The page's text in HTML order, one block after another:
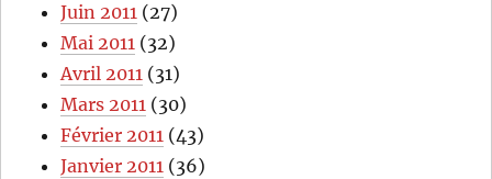
Juin 2011 (27)
Mai 2011 (32)
Avril 2011 (31)
Mars 2011 (30)
Février 2011 (43)
Janvier 2011 (36)